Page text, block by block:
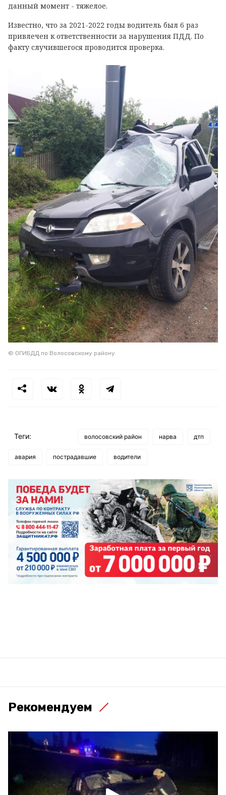
данный момент - тяжелое.
Известно, что за 2021-2022 годы водитель был 6 раз
привлечен к ответственности за нарушения ПДД. По
факту случившегося проводится проверка.
© ОГИБДД по Волосовскому району
Теги: волосовский район нарва дтп
авария пострадавшие водители
Рекомендуем